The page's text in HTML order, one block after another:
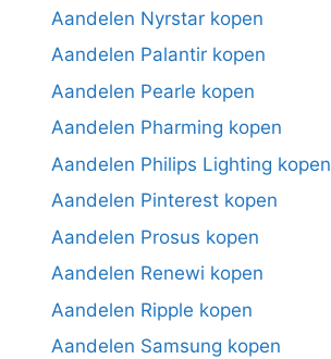
Aandelen Nyrstar kopen
Aandelen Palantir kopen
Aandelen Pearle kopen
Aandelen Pharming kopen
Aandelen Philips Lighting kopen
Aandelen Pinterest kopen
Aandelen Prosus kopen
Aandelen Renewi kopen
Aandelen Ripple kopen
Aandelen Samsung kopen